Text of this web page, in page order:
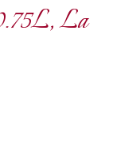
La